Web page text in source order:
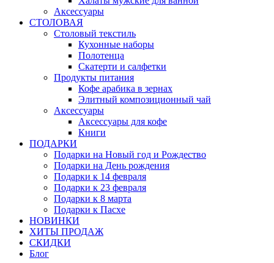
Аксессуары
СТОЛОВАЯ
Столовый текстиль
Кухонные наборы
Полотенца
Скатерти и салфетки
Продукты питания
Кофе арабика в зернах
Элитный композиционный чай
Аксессуары
Аксессуары для кофе
Книги
ПОДАРКИ
Подарки на Новый год и Рождество
Подарки на День рождения
Подарки к 14 февраля
Подарки к 23 февраля
Подарки к 8 марта
Подарки к Пасхе
НОВИНКИ
ХИТЫ ПРОДАЖ
СКИДКИ
Блог